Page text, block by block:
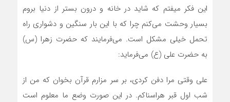
این فکر میفتم که شاید در خانه و درون بستر از دنیا بروم
بسیار وحشت می‌کنم چرا که با این بار سنگین و دشواری راه
تحمل خیلی مشکل است. می‌فرمایند که حضرت زهرا (س)
به حضرت علی (ع) می‌فرماید:
علی وقتی مرا دفن کردی، بر سر مزارم قرآن بخوان که من از
شب اول قبر هراسناکم. در این صورت وضع ما معلوم است